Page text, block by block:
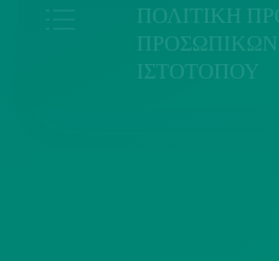
ΠΟΛΙΤΙΚΗ
ΙΣΤΟΤΟΠΟΥ